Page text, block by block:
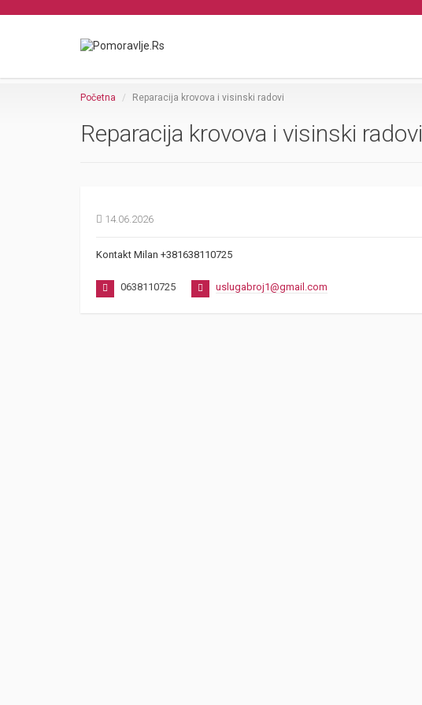
Početna Reparacija krovova i visinski radovi
Reparacija krovova i visinski radovi
14.06.2026
Kontakt Milan +381638110725
0638110725 uslugabroj1@gmail.com